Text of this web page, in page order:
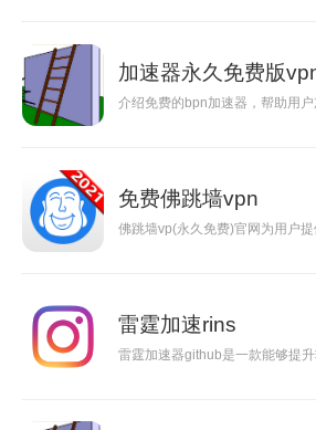
加速器永久免费版
介绍免费的bpn加速器，帮助用户
免费佛跳墙vpn
佛跳墙vp(永久免费)官网为用户
雷霆加速rins
雷霆加速器github是一款能够提